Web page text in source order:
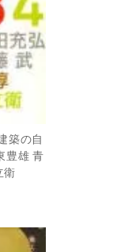
築の自
豊雄 青
衛